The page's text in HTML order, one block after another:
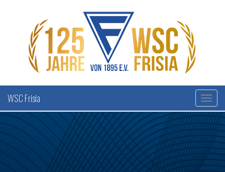
WSC Frisia